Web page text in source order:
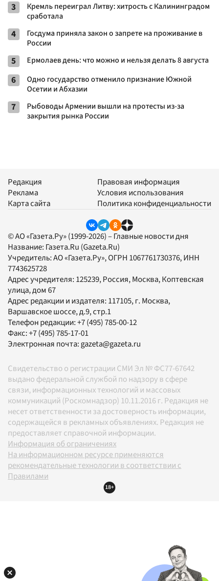
3
Кремль переиграл Литву: хитрость с Калининградом
сработала
4
Госдума приняла закон о запрете на проживание в
России
5 Ермолаев день: что можно и нельзя делать 8 августа
6
Одно государство отменило признание Южной
Осетии и Абхазии
7
Рыбоводы Армении вышли на протесты из-за
закрытия рынка России
Редакция
Реклама
Карта сайта
Правовая информация
Условия использования
Политика конфиденциальности
© АО «Газета.Ру» (1999-2026) – Главные новости дня
Название: Газета.Ru (Gazeta.Ru)
Учредитель:АО «Газета.Ру», ОГРН 1067761730376, ИНН
7743625728
Адрес учредителя: 125239, Россия, Москва, Коптевская
улица, дом 67
Адрес редакции и издателя: 117105, г. Москва,
Варшавское шоссе, д.9, стр.1
Телефон редакции:+7 (495) 785-00-12
Факс:+7 (495) 785-17-01
Электронная почта: gazeta@gazeta.ru
Свидетельство о регистрации СМИ Эл № ФС77-67642
выдано федеральной службой по надзору в сфере
связи, информационных технологий и массовых
коммуникаций (Роскомнадзор) 10.11.2016 г. Редакция не
несет ответственности за достоверность информации,
содержащейся в рекламных объявлениях. Редакция не
предоставляет справочной информации.
Информация об ограничениях
На информационном ресурсе применяются
рекомендательные технологии в соответствии с
Правилами
18+